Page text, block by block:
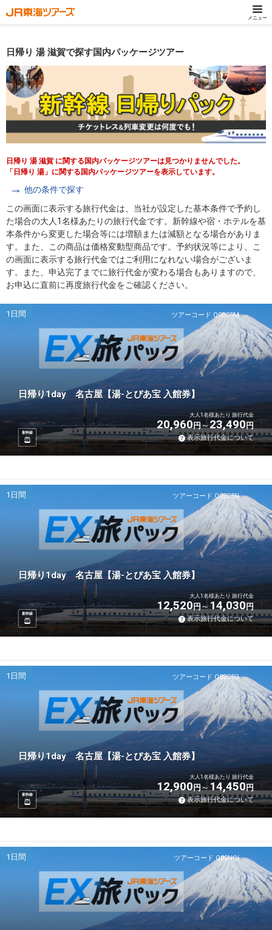
メニュー
日帰り 湯 滋賀で探す国内パッケージツアー
日帰り 湯 滋賀 に関する国内パッケージツアーは見つかりませんでした。
「日帰り 湯」に関する国内パッケージツアーを表示しています。
他の条件で探す
この画面に表示する旅行代金は、当社が設定した基本条件で予約し
た場合の大人1名様あたりの旅行代金です。新幹線や宿・ホテルを基
本条件から変更した場合等には増額または減額となる場合がありま
す。また、この商品は価格変動型商品です。予約状況等により、こ
の画面に表示する旅行代金ではご利用になれない場合がございま
す。また、申込完了までに旅行代金が変わる場合もありますので、
お申込に直前に再度旅行代金をご確認ください。
ツアーコード Q02C5M
1日間
日帰り1day 名古屋【湯-とぴあ宝 入館券】
新幹線
大人1名様あたり 旅行代金
20,960円 23,490円
表示旅行代金について
ツアーコード Q02C5N
1日間
日帰り1day 名古屋【湯-とぴあ宝 入館券】
新幹線
大人1名様あたり 旅行代金
12,520円 14,030円
表示旅行代金について
ツアーコード Q02C5O
1日間
日帰り1day 名古屋【湯-とぴあ宝 入館券】
新幹線
大人1名様あたり 旅行代金
12,900円 14,450円
表示旅行代金について
ツアーコード Q02NOI
1日間